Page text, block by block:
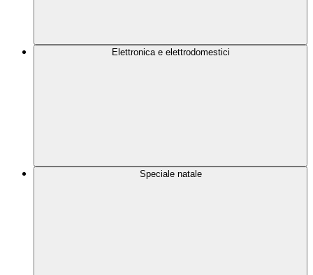
Elettronica e elettrodomestici
Speciale natale